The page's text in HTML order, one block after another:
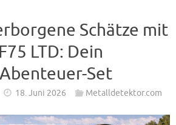
Schätze mit
LTD: Dein
Set
18. Juni 2026 Metalldetektor.com